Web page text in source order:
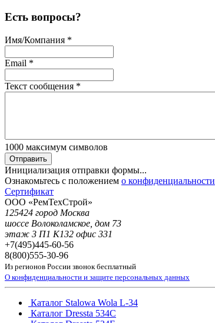
Есть вопросы?
Имя/Компания *
Email *
Текст сообщения *
1000 максимум символов
Отправить
Инициализация отправки формы...
Ознакомьтесь с положением о конфиденциальности
Сертификат
ООО «РемТехСтрой»
125424 город Москва
шоссе Волоколамское, дом 73
этаж 3 П1 К132 офис 331
+7(495)445-60-56
8(800)555-30-96
Из регионов России звонок бесплатный
О конфиденциальности и защите персональных данных
Каталог Stalowa Wola L-34
Каталог Dressta 534C